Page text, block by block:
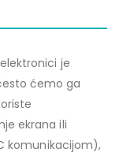
je
ćemo ga
ekrana ili
komunikacijom),